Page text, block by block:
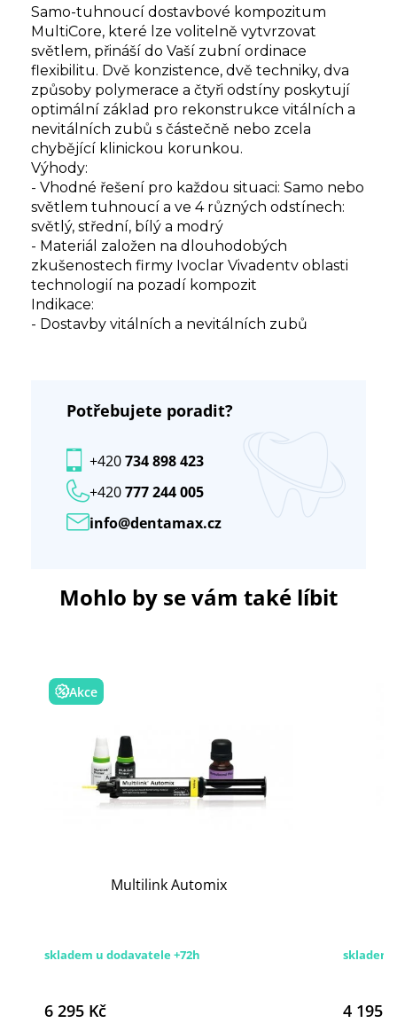
Samo-tuhnoucí dostavbové kompozitum
MultiCore, které lze volitelně vytvrzovat
světlem, přináší do Vaší zubní ordinace
flexibilitu. Dvě konzistence, dvě techniky, dva
způsoby polymerace a čtyři odstíny poskytují
optimální základ pro rekonstrukce vitálních a
nevitálních zubů s částečně nebo zcela
chybějící klinickou korunkou.
Výhody:
- Vhodné řešení pro každou situaci: Samo nebo
světlem tuhnoucí a ve 4 různých odstínech:
světlý, střední, bílý a modrý
- Materiál založen na dlouhodobých
zkušenostech firmy Ivoclar Vivadentv oblasti
technologií na pozadí kompozit
Indikace:
- Dostavby vitálních a nevitálních zubů
Potřebujete poradit?
info@dentamax.cz
+420777 244 005
+420734 898 423
Mohlo by se vám také líbit
Akce
Multilink Automix
skladem u dodavatele +72h
6 295 Kč
skladem
4 195